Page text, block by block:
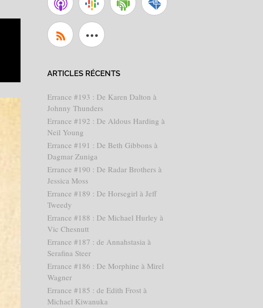
ARTICLES RÉCENTS
Errance #193 : De Karen Dalton à
Johnny Thunders
Errance #192 : De Aldous Harding à
Neil Young
Errance #191 : De Beth Gibbons à
Dagmar Zuniga
Errance #190 : De Radar Brothers à
Jessica Moss
Errance #189 : De Horsegirl à Jeff
Tweedy
Errance #188 : De Michael Hurley à
Vic Chesnutt
Errance #187 : de Annahstasia à
Serafina Steer
Errance #186 : De Morphine à Mirel
Wagner
Errance #185 : de Edith Frost à
Michael Kiwanuka